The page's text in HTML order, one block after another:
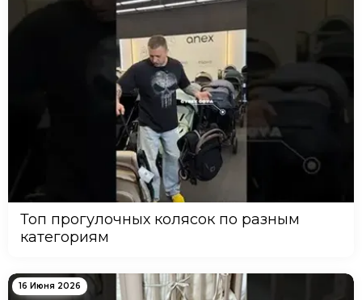
Топ прогулочных колясок по разным
категориям
16 Июня 2026